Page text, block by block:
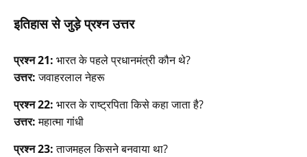
इतिहास से जुड़े प्रश्न उत्तर
प्रश्न 21: भारत के पहले प्रधानमंत्री कौन थे?
उत्तर:जवाहरलाल नेहरू
प्रश्न 22: भारत के राष्ट्रपिता किसे कहा जाता है?
उत्तर:महात्मा गांधी
प्रश्न 23:ताजमहल किसने बनवाया था?